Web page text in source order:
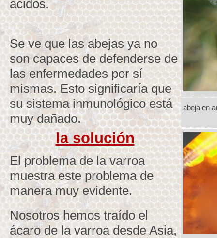
abeja en
ácidos.
Se ve que las abejas ya no
son capaces de defenderse de
las enfermedades por sí
mismas. Esto significaría que
su sistema inmunológico está
muy dañado.
la solución
El problema de la varroa
muestra este problema de
manera muy evidente.
Nosotros hemos traído el
ácaro de la varroa desde Asia,